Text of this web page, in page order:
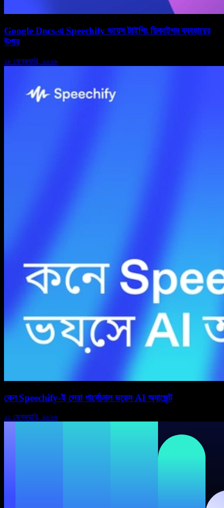
Google Docs-এ Speechify ভয়েস টাইপিং ডিকটেশন ব্যবহারের
উপায়
১৮ ফেব্রুয়ারি, ২০২৬
কেন Speechify-ই সেরা পার্সোনাল ভয়েস AI অ্যাজেন্ট
১১ ফেব্রুয়ারি, ২০২৬